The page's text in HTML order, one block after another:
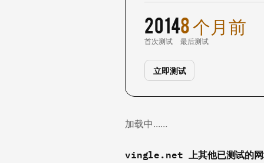
2014
首次测试
8 个月前
最后测试
立即测试
加载中……
vingle.net 上其他已测试的